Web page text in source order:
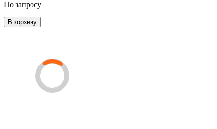
По запросу
В корзину